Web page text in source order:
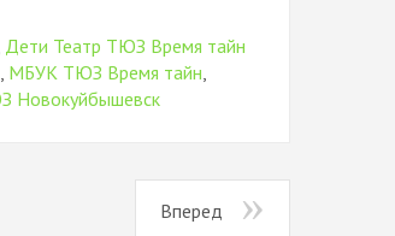
Дети Театр ТЮЗ Время тайн
, МБУК ТЮЗ Время тайн,
Новокуйбышевск
Вперед